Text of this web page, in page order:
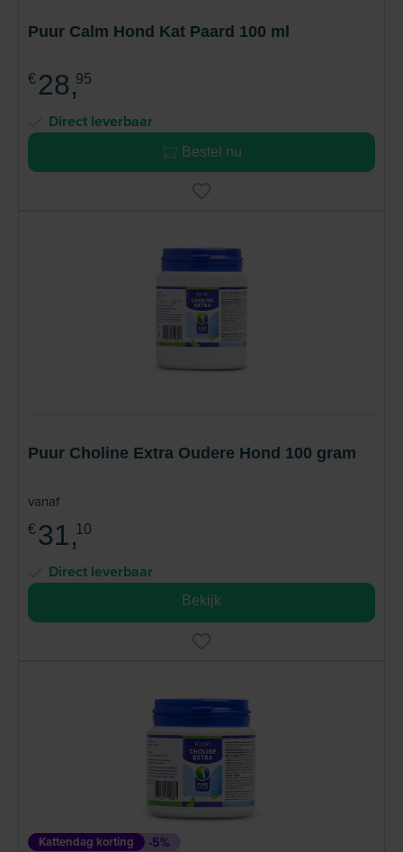
Puur Calm Hond Kat Paard 100 ml
€ 28,95
Direct leverbaar
Bestel nu
Puur Choline Extra Oudere Hond 100 gram
vanaf
€ 31,10
Direct leverbaar
Bekijk
Kattendag korting -5%